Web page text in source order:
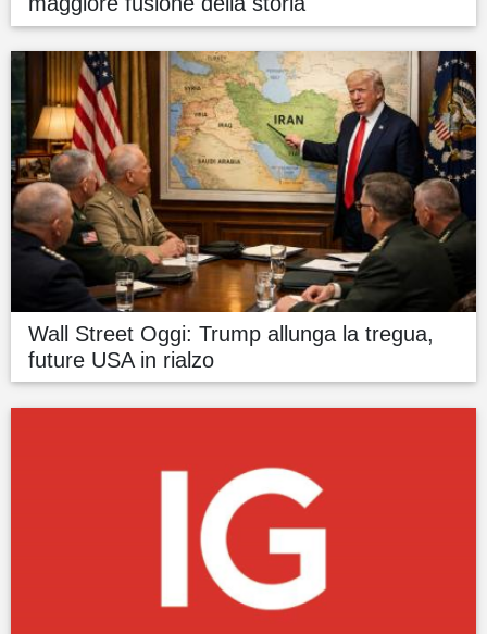
Wall Street Oggi: Trump allunga la tregua,
future USA in rialzo